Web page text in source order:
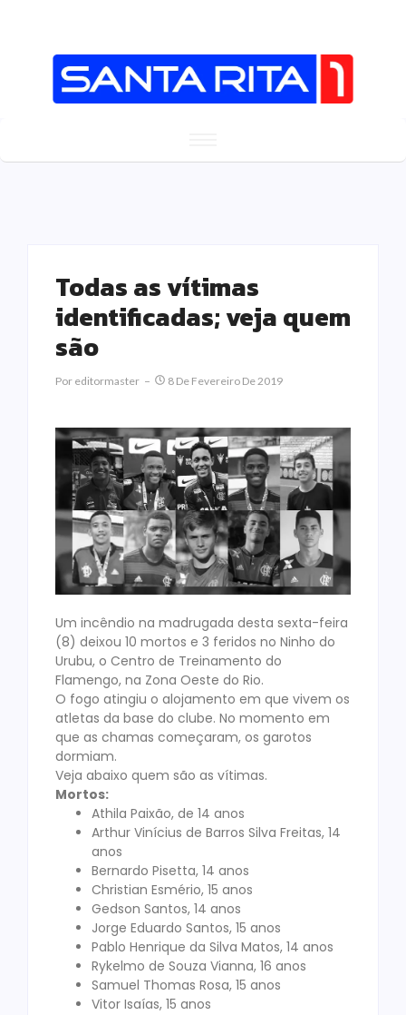
Todas as vítimas
identificadas; veja quem
são
Por Editormaster 8 De Fevereiro De 2019
Um incêndio na madrugada desta sexta-feira
(8) deixou 10 mortos e 3 feridos no Ninho do
Urubu, o Centro de Treinamento do
Flamengo, na Zona Oeste do Rio.
O fogo atingiu o alojamento em que vivem os
atletas da base do clube. No momento em
que as chamas começaram, os garotos
dormiam.
Veja abaixo quem são as vítimas.
Mortos:
Athila Paixão, de 14 anos
Arthur Vinícius de Barros Silva Freitas, 14
anos
Bernardo Pisetta, 14 anos
Christian Esmério, 15 anos
Gedson Santos, 14 anos
Jorge Eduardo Santos, 15 anos
Pablo Henrique da Silva Matos, 14 anos
Rykelmo de Souza Vianna, 16 anos
Samuel Thomas Rosa, 15 anos
Vitor Isaías, 15 anos